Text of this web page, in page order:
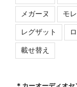
メガーヌ モ
レグザット
載せ替え